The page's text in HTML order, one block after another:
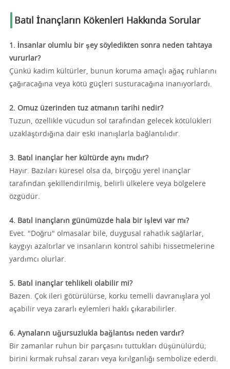
Batıl İnançların Kökenleri Hakkında Sorular
1. İnsanlar olumlu bir şey söyledikten sonra neden tahtaya
vururlar?
Çünkü kadim kültürler, bunun koruma amaçlı ağaç ruhlarını
çağıracağına veya kötü güçleri susturacağına inanıyorlardı.
2. Omuz üzerinden tuz atmanın tarihi nedir?
Tuzun, özellikle vücudun sol tarafından gelecek kötülükleri
uzaklaştırdığına dair eski inanışlarla bağlantılıdır.
3. Batıl inançlar her kültürde aynı mıdır?
Hayır. Bazıları küresel olsa da, birçoğu yerel inançlar
tarafından şekillendirilmiş, belirli ülkelere veya bölgelere
özgüdür.
4. Batıl inançların günümüzde hala bir işlevi var mı?
Evet. "Doğru" olmasalar bile, duygusal rahatlık sağlarlar,
kaygıyı azaltırlar ve insanların kontrol sahibi hissetmelerine
yardımcı olurlar.
5. Batıl inançlar tehlikeli olabilir mi?
Bazen. Çok ileri götürülürse, korku temelli davranışlara yol
açabilir veya zararlı eylemleri haklı çıkarabilirler.
6. Aynaların uğursuzlukla bağlantısı neden vardır?
Bir zamanlar ruhun bir parçasını tuttukları düşünülürdü;
birini kırmak ruhsal zararı veya kırılganlığı sembolize ederdi.